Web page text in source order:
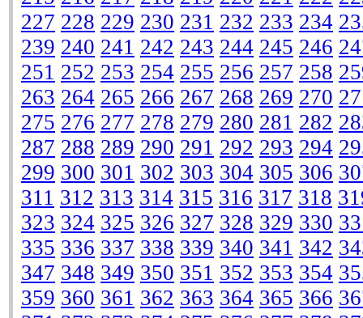
227 228 229 230 231 232 233 234
239 240 241 242 243 244 245 246
251 252 253 254 255 256 257 258
263 264 265 266 267 268 269 270
275 276 277 278 279 280 281 282
287 288 289 290 291 292 293 294
299 300 301 302 303 304 305 306
311 312 313 314 315 316 317 318
323 324 325 326 327 328 329 330
335 336 337 338 339 340 341 342
347 348 349 350 351 352 353 354
359 360 361 362 363 364 365 366